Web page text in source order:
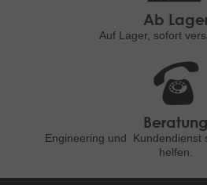
Ab
Auf Lager, sofort
Beratung
Engineering und Kundendienst
helfen.